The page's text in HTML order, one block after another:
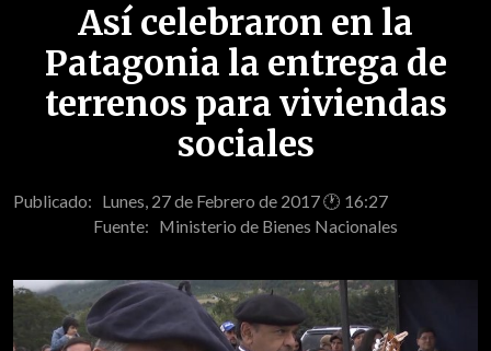
Así celebraron en la
Patagonia la entrega de
terrenos para viviendas
sociales
Publicado: Lunes, 27 de Febrero de 2017 🕐 16:27
Fuente: Ministerio de Bienes Nacionales